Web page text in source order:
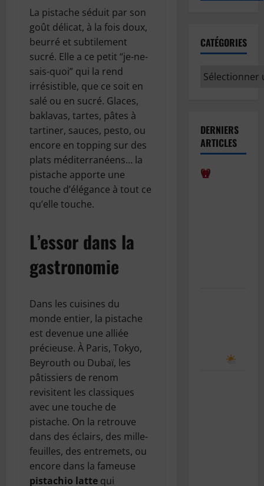
La pistache séduit par son
goût délicat, à la fois doux,
beurré et subtilement
sucré. Elle a ce petit “je-ne-
sais-quoi” qui la rend
irrésistible, que ce soit en
salé ou en sucré. Glaces,
baklavas, tartes, pâtes à
tartiner, sauces, pesto, ou
encore en topping sur des
plats méditerranéens… la
pistache apporte une
touche d’élégance à tout ce
qu’elle touche.
L’essor dans la
gastronomie
Dans les cuisines du
monde entier, la pistache
est devenue une alliée
précieuse. À Paris, Tokyo,
Beyrouth ou Dubaï, les
pâtissiers de renom
revisitent les classiques
avec une touche de
pistache. On la retrouve
dans des éclairs, des mille-
feuilles, des entremets, ou
encore dans la fameuse
pistachio latte qui
CATÉGORIES
Catégories
DERNIERS
ARTICLES